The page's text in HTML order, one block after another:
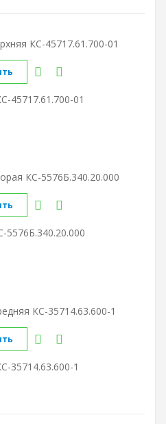
45717.61.700-01
35714.63.600-1